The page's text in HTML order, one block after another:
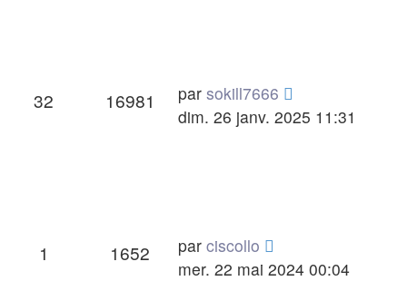
32 Réponses
16981 VuesDernier
message
par sokill7666
dim. 26 janv. 2025 11:31
1 Réponses1652 VuesDernier
message
par ciscollo
mer. 22 mai 2024 00:04